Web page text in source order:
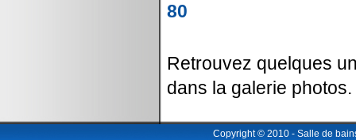
80
Retrouvez quelques
dans la galerie photos.
Copyright © 2010 -Salle de